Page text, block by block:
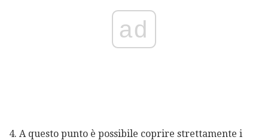
ad
4. A questo punto è possibile coprire strettamente i